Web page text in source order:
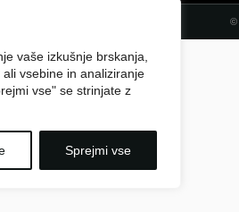
vaše izkušnje brskanja,
vsebine in analiziranje
vse" se strinjate z
Sprejmi vse
©